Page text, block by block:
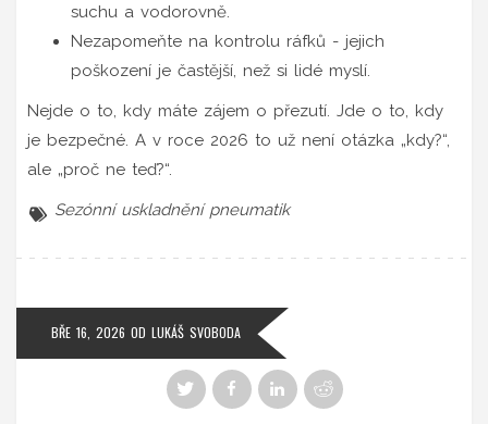
suchu a vodorovně.
Nezapomeňte na kontrolu ráfků - jejich
poškození je častější, než si lidé myslí.
Nejde o to, kdy máte zájem o přezutí. Jde o to, kdy
je bezpečné. A v roce 2026 to už není otázka „kdy?“,
ale „proč ne teď?“.
Sezónní uskladnění pneumatik
BŘE 16, 2026 OD LUKÁŠ SVOBODA